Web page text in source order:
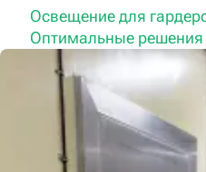
Освещение для
Оптимальные решения